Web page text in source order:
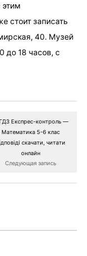
стоит записать
40. Музей
до 18 часов, с
Експрес-контроль —
Математика 5-6 клас
скачати, читати
онлайн
Следующая запись